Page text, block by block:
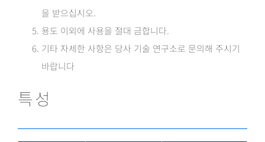
을 받으십시오.
용도 이외에 사용을 절대 금합니다.
기타 자세한 사항은 당사 기술 연구소로 문의해 주시기
바랍니다
특성